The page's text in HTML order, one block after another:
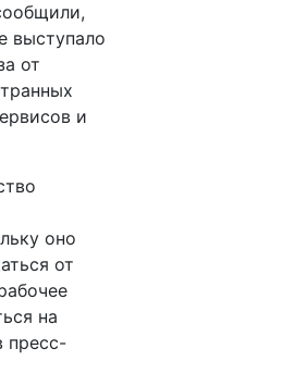
выступало
от
и
оно
от
на
пресс-